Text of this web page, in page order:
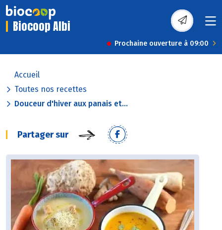
Biocoop Albi
Prochaine ouverture à 09:00
Accueil
Toutes nos recettes
Douceur d'hiver aux panais et...
Partager sur